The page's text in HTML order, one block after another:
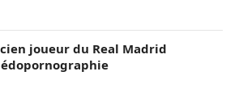
joueur du Real Madrid